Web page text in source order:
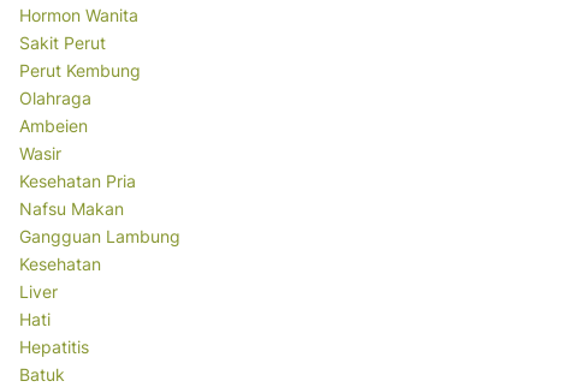
Hormon Wanita
Sakit Perut
Perut Kembung
Olahraga
Ambeien
Wasir
Kesehatan Pria
Nafsu Makan
Gangguan Lambung
Kesehatan
Liver
Hati
Hepatitis
Batuk